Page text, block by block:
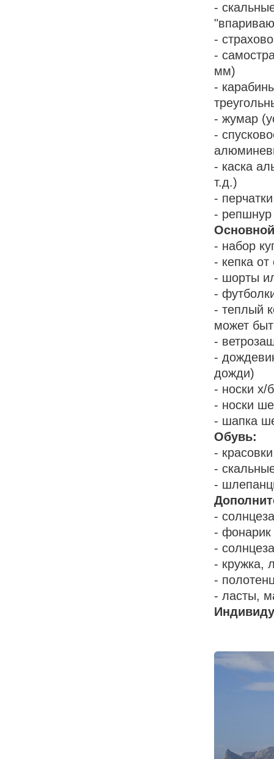
-
-
-
мм)
-
- жумар
-
- каска
т.д.)
-
-
- набор
- кепка
- шорты
-
- теплый
может
-
-
дожди)
- носки х/
- носки
- шапка
Обувь:
-
-
-
-
-
-
- кружка,
-
- ласты,